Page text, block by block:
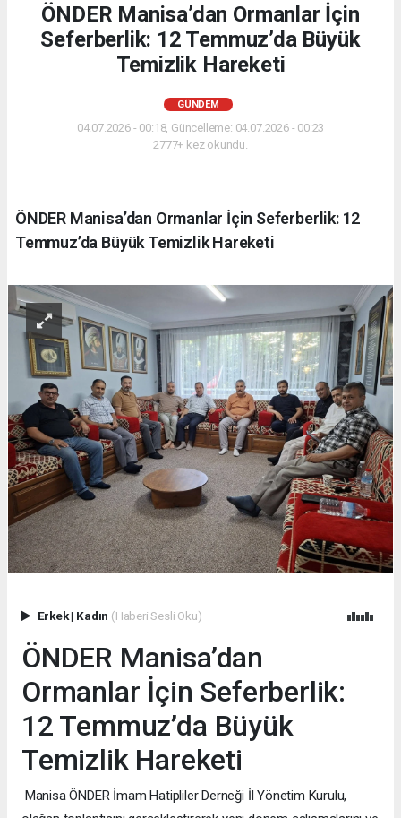
ÖNDER Manisa’dan Ormanlar İçin
Seferberlik: 12 Temmuz’da Büyük
Temizlik Hareketi
GÜNDEM
04.07.2026 - 00:18, Güncelleme: 04.07.2026 - 00:23
2777+ kez okundu.
ÖNDER Manisa’dan Ormanlar İçin Seferberlik: 12
Temmuz’da Büyük Temizlik Hareketi
Erkek| Kadın (Haberi Sesli Oku)
ÖNDER Manisa’dan
Ormanlar İçin Seferberlik:
12 Temmuz’da Büyük
Temizlik Hareketi
Manisa ÖNDER İmam Hatipliler Derneği İl Yönetim Kurulu,